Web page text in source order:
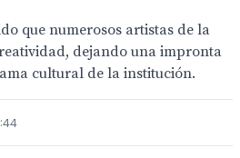
que numerosos artistas de la
dejando una impronta
cultural de la institución.